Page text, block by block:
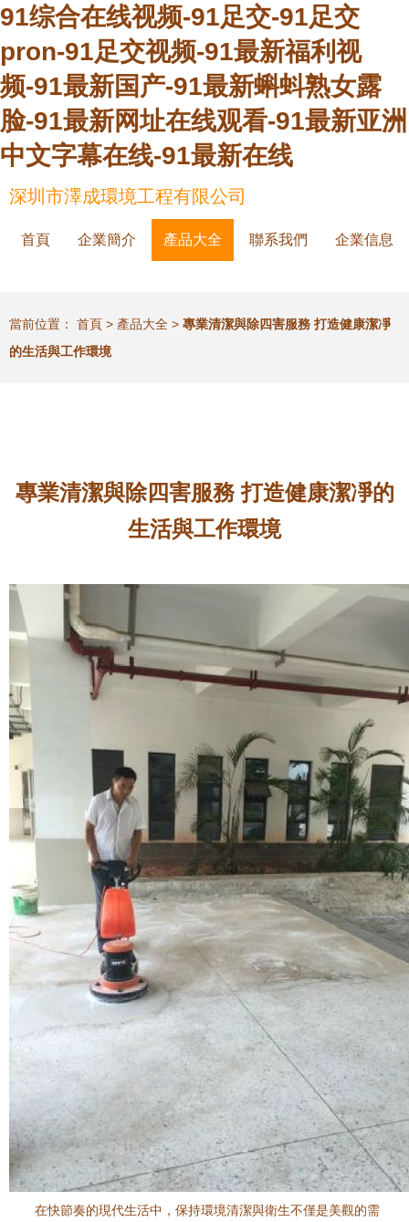
91综合在线视频-91足交-91足交
pron-91足交视频-91最新福利视
频-91最新国产-91最新蝌蚪熟女露
脸-91最新网址在线观看-91最新亚洲
中文字幕在线-91最新在线
深圳市澤成環境工程有限公司
首頁 企業簡介 產品大全 聯系我們 企業信息
當前位置： 首頁 > 產品大全 > 專業清潔與除四害服務 打造健康潔凈
的生活與工作環境
專業清潔與除四害服務 打造健康潔凈的
生活與工作環境
在快節奏的現代生活中，保持環境清潔與衛生不僅是美觀的需